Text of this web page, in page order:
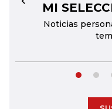
MI
Noticias
←